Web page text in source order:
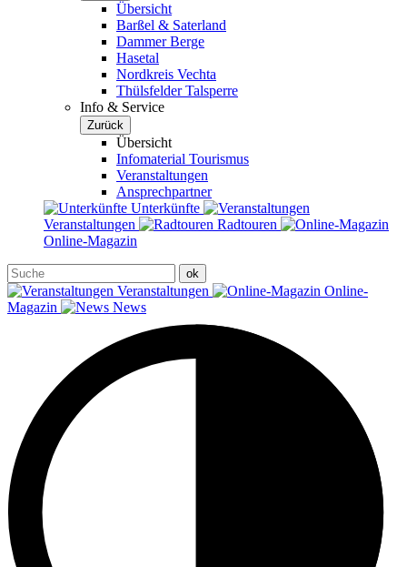
Übersicht
Barßel & Saterland
Dammer Berge
Hasetal
Nordkreis Vechta
Thülsfelder Talsperre
Info & Service
Zurück
Übersicht
Infomaterial Tourismus
Veranstaltungen
Ansprechpartner
Unterkünfte
Veranstaltungen
Radtouren
Online-Magazin
Veranstaltungen
Online-
Magazin
News